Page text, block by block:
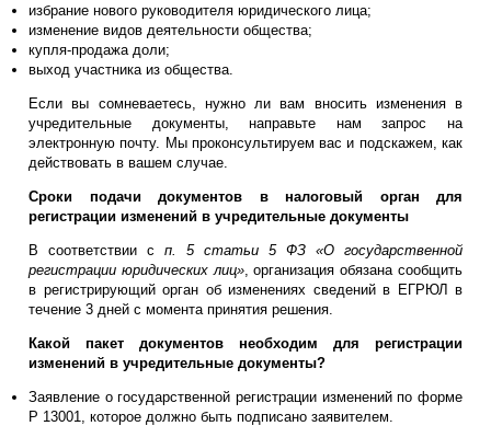
избрание нового руководителя юридического лица;
изменение видов деятельности общества;
купля-продажа доли;
выход участника из общества.
Если вы сомневаетесь, нужно ли вам вносить изменения в
учредительные документы, направьте нам запрос на
электронную почту. Мы проконсультируем вас и подскажем, как
действовать в вашем случае.
Сроки подачи документов в налоговый орган для
регистрации изменений в учредительные документы
В соответствии с п. 5 статьи 5 ФЗ «О государственной
регистрации юридических лиц», организация обязана сообщить
в регистрирующий орган об изменениях сведений в ЕГРЮЛ в
течение 3 дней с момента принятия решения.
Какой пакет документов необходим для регистрации
изменений в учредительные документы?
Заявление о государственной регистрации изменений по форме
Р 13001, которое должно быть подписано заявителем.